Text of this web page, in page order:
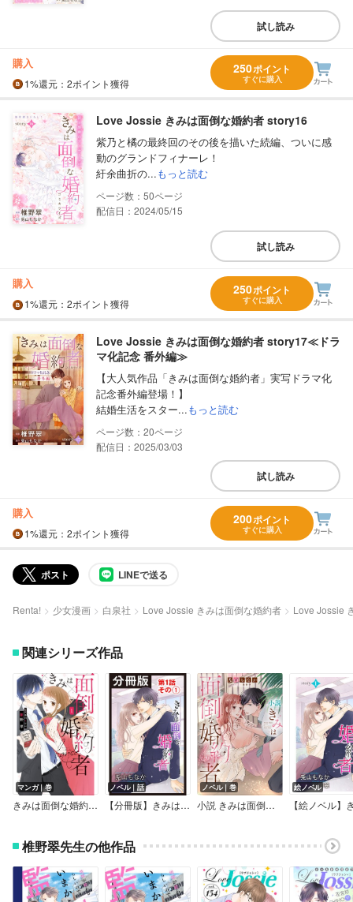
試し読み
購入
1%還元 ：2ポイント獲得
250ポイント
すぐに購入
Love Jossie きみは面倒な婚約者 story16
紫乃と橘の最終回のその後を描いた続編、ついに感
動のグランドフィナーレ！
紆余曲折の...もっと読む
50
配信日：2024/05/15
試し読み
購入
1%還元 ：2ポイント獲得
250ポイント
すぐに購入
Love Jossie きみは面倒な婚約者 story17≪ドラ
マ化記念 番外編≫
【大人気作品「きみは面倒な婚約者」実写ドラマ化
記念番外編登場！】
結婚生活をスター...もっと読む
20
配信日：2025/03/03
試し読み
購入
1%還元 ：2ポイント獲得
200ポイント
すぐに購入
ポスト LINEで送る
Renta! 少女漫画 白泉社 Love Jossie きみは面倒な婚約者 Love Jossie
関連シリーズ作品
マンガ｜巻
きみは面倒な婚約者【特典付き】
ノベル｜話
【分冊版】きみは面倒な婚約者
ノベル｜巻
小説 きみは面倒な婚約者
絵ノベル
椎野翠先生の他作品